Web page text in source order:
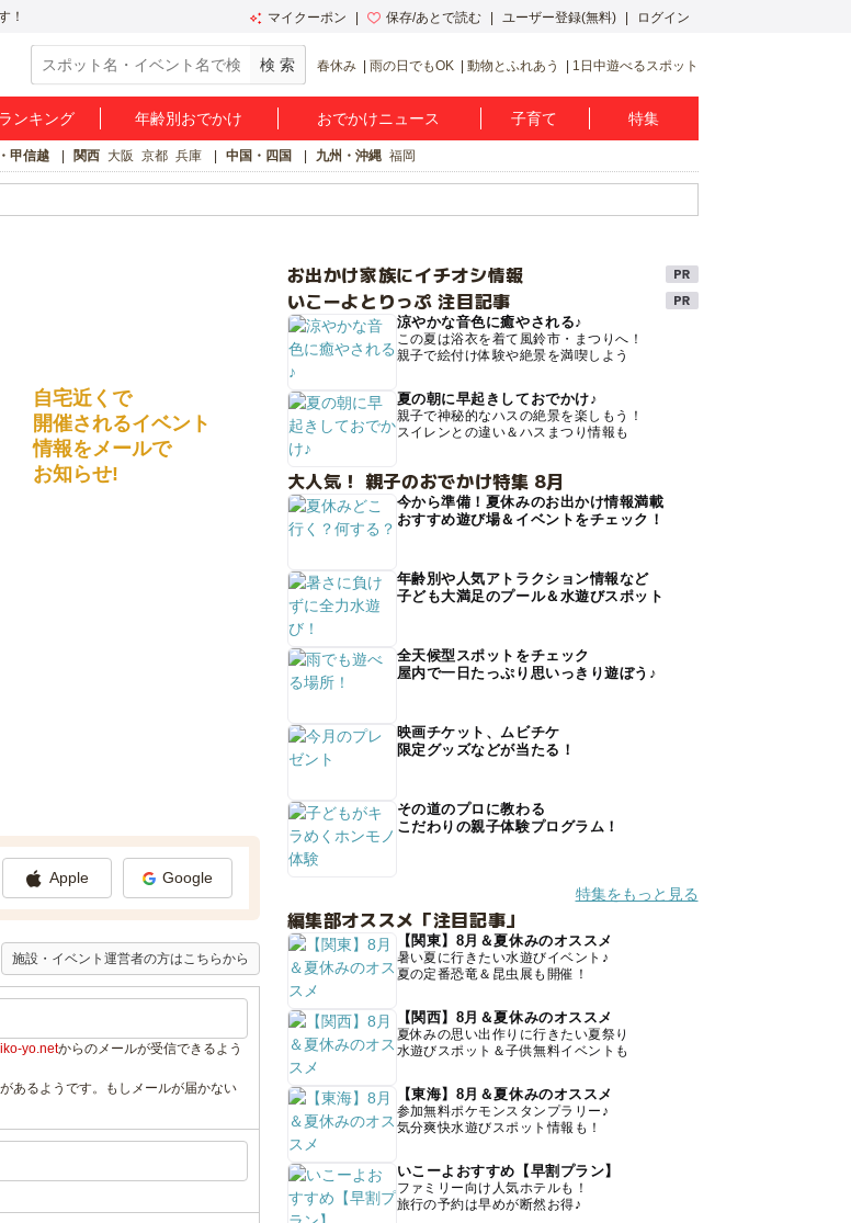
！ マイクーポン 保存/あとで読む ユーザー登録(無料) ログイン
春休み 雨の日でもOK 動物とふれあう 1日中遊べるスポット
ランキング 年齢別おでかけ おでかけニュース 子育て 特集
甲信越 関西 大阪 京都 兵庫 中国・四国 九州・沖縄 福岡
自宅近くで
開催されるイベント
情報をメールで
お知らせ!
Apple Google
施設・イベント運営者の方はこちらから
iko-yo.netからのメールが受信できるよう
あるようです。もしメールが届かない
お出かけ家族にイチオシ情報
いこーよとりっぷ 注目記事
涼やかな音色に癒やされる♪
この夏は浴衣を着て風鈴市・まつりへ！
親子で絵付け体験や絶景を満喫しよう
夏の朝に早起きしておでかけ♪
親子で神秘的なハスの絶景を楽しもう！
スイレンとの違い＆ハスまつり情報も
大人気！ 親子のおでかけ特集 8月
今から準備！夏休みのお出かけ情報満載
おすすめ遊び場＆イベントをチェック！
年齢別や人気アトラクション情報など
子ども大満足のプール＆水遊びスポット
全天候型スポットをチェック
屋内で一日たっぷり思いっきり遊ぼう♪
映画チケット、ムビチケ
限定グッズなどが当たる！
その道のプロに教わる
こだわりの親子体験プログラム！
特集をもっと見る
編集部オススメ「注目記事」
【関東】8月＆夏休みのオススメ
暑い夏に行きたい水遊びイベント♪
夏の定番恐竜＆昆虫展も開催！
【関西】8月＆夏休みのオススメ
夏休みの思い出作りに行きたい夏祭り
水遊びスポット＆子供無料イベントも
【東海】8月＆夏休みのオススメ
参加無料ポケモンスタンプラリー♪
気分爽快水遊びスポット情報も！
いこーよおすすめ【早割プラン】
ファミリー向け人気ホテルも！
旅行の予約は早めが断然お得♪